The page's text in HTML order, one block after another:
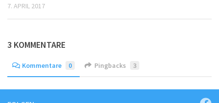
7. APRIL 2017
3 KOMMENTARE
Kommentare 0 Pingbacks 3